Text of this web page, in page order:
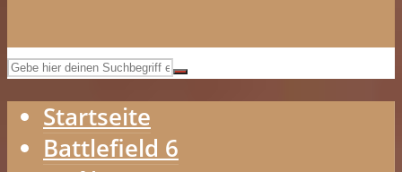
Startseite
Battlefield 6